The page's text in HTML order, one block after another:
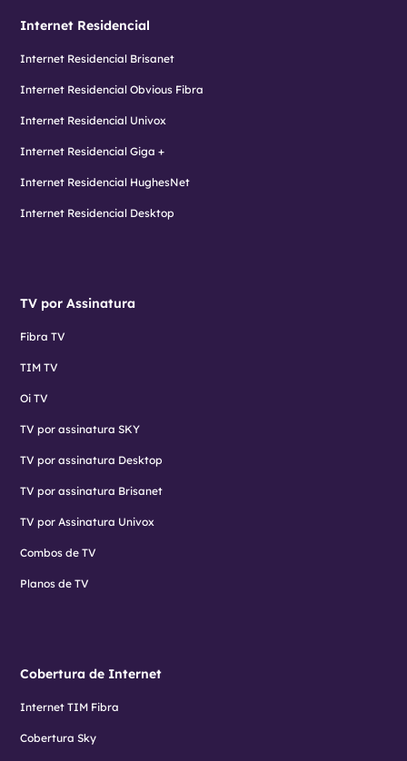
Internet Residencial
Internet Residencial Brisanet
Internet Residencial Obvious Fibra
Internet Residencial Univox
Internet Residencial Giga +
Internet Residencial HughesNet
Internet Residencial Desktop
TV por Assinatura
Fibra TV
TIM TV
Oi TV
TV por assinatura SKY
TV por assinatura Desktop
TV por assinatura Brisanet
TV por Assinatura Univox
Combos de TV
Planos de TV
Cobertura de Internet
Internet TIM Fibra
Cobertura Sky